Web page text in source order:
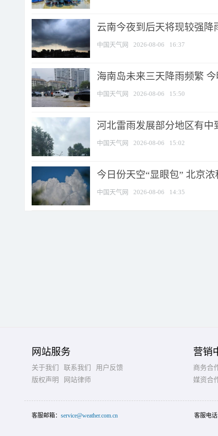
云南今夜到后天将现较强降
中国天气网 2026-08-06 16:37
海南岛未来三天降雨频繁
中国天气网 2026-08-06 15:50
河北雷雨发展部分地区有中
中国天气网 2026-08-06 15:02
今日份天空“显眼包” 北京
中国天气网 2026-08-06 14:35
网站服务
关于我们 联系我们
用户反馈
版权声明
网站律师
营销
商务合
媒资合
客服邮箱： service@weather.com.cn 客服电